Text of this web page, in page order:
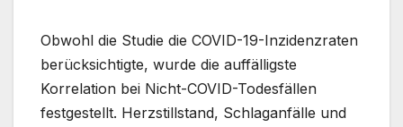
Obwohl die Studie die COVID-19-Inzidenzraten
berücksichtigte, wurde die auffälligste
Korrelation bei Nicht-COVID-Todesfällen
festgestellt. Herzstillstand, Schlaganfälle und